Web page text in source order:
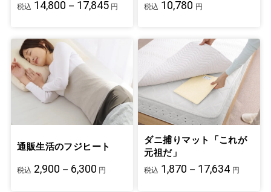
税込 14,800－17,845 円 税込 10,780 円
通販生活のフジヒート
税込 2,900－6,300 円
ダニ捕りマット「これが
元祖だ」
税込 1,870－17,634 円